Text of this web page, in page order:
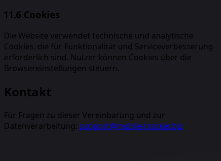
11.6 Cookies
Die Website verwendet technische und analytische
Cookies, die für Funktionalität und Serviceverbesserung
erforderlich sind. Nutzer können Cookies über die
Browsereinstellungen steuern.
Kontakt
Für Fragen zu dieser Vereinbarung und zur
Datenverarbeitung: support@mobile-tracker.biz